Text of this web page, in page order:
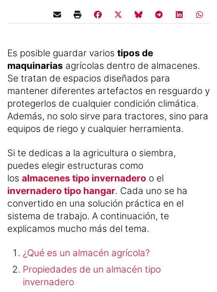
Es posible guardar varios tipos de
maquinarias agrícolas dentro de almacenes.
Se tratan de espacios diseñados para
mantener diferentes artefactos en resguardo y
protegerlos de cualquier condición climática.
Además, no solo sirve para tractores, sino para
equipos de riego y cualquier herramienta.
Si te dedicas a la agricultura o siembra,
puedes elegir estructuras como
los almacenes tipo invernadero o el
invernadero tipo hangar. Cada uno se ha
convertido en una solución práctica en el
sistema de trabajo. A continuación, te
explicamos mucho más del tema.
¿Qué es un almacén agrícola?
Propiedades de un almacén tipo
invernadero